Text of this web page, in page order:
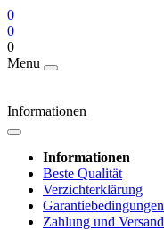
0
0
0
Menu
Informationen
Informationen
Beste Qualität
Verzichterklärung
Garantiebedingungen
Zahlung und Versand